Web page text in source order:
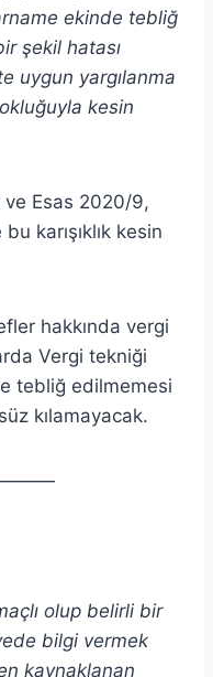
ekinde tebliğ
şekil hatası
uygun yargılanma
kesin
Esas 2020/9,
karışıklık kesin
hakkında vergi
Vergi tekniği
tebliğ edilmemesi
kılamayacak.
olup belirli bir
bilgi vermek
kaynaklanan